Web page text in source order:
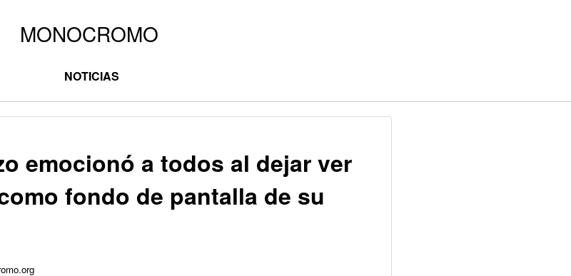
NOTICIAS
emocionó a todos al dejar ver
fondo de pantalla de su